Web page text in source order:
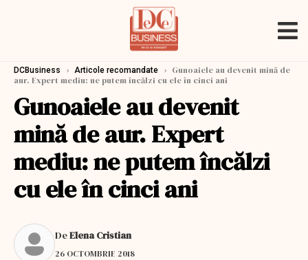
DCBusiness › Articole recomandate › Gunoaiele au devenit mină de
aur. Expert mediu: ne putem încălzi cu ele în cinci ani
Gunoaiele au devenit
mină de aur. Expert
mediu: ne putem încălzi
cu ele în cinci ani
DeElena Cristian
26 OCTOMBRIE 2018